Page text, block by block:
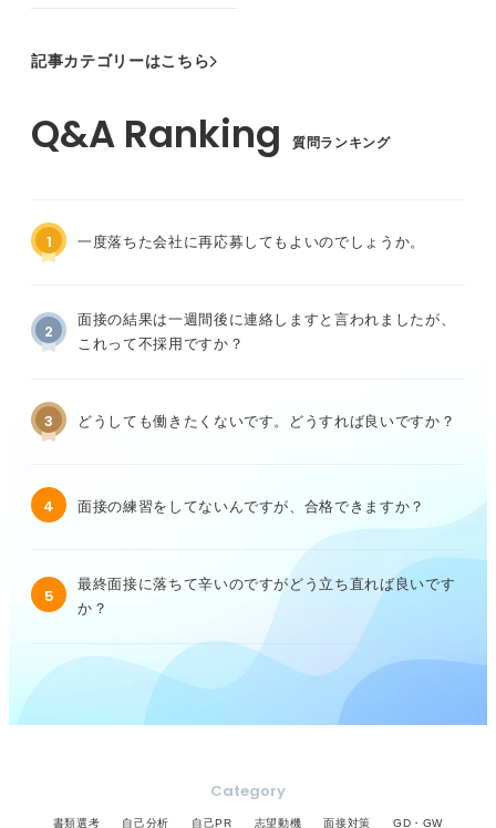
記事カテゴリーはこちら
質問ランキング
1 一度落ちた会社に再応募してもよいのでしょうか。
2
面接の結果は一週間後に連絡しますと言われましたが、
これって不採用ですか？
3 どうしても働きたくないです。どうすれば良いですか？
4 面接の練習をしてないんですが、合格できますか？
5
最終面接に落ちて辛いのですがどう立ち直れば良いです
か？
Category
書類選考 自己分析 自己PR 志望動機 面接対策 GD・GW